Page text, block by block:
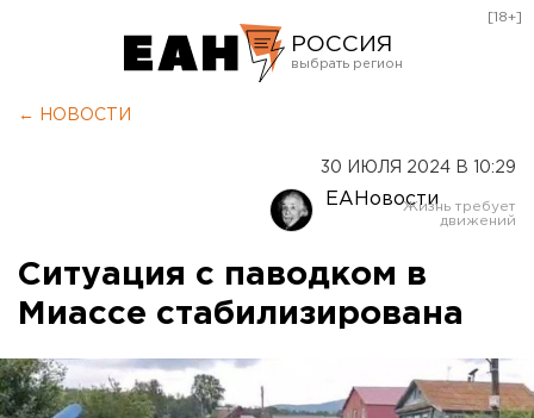
РОССИЯ
Оренбург
[18+]
← НОВОСТИ
30 ИЮЛЯ 2024 В 10:29
ЕАНовости
Ситуация с паводком в
Миассе стабилизирована